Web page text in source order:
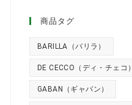
商品タグ
BARILLA（バリラ）
DE CECCO（ディ・チェコ）
GABAN（ギャバン）